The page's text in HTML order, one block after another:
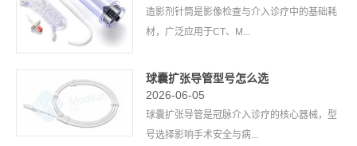
造影剂针筒是影像检查与介入诊疗中的基础耗
材，广泛应用于CT、M...
球囊扩张导管型号怎么选
2026-06-05
球囊扩张导管是冠脉介入诊疗的核心器械，型
号选择影响手术安全与病...